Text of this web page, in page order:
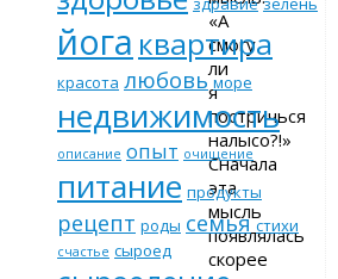
«А
смогу
ли
я
постричься
налысо?!»
Сначала
эта
мысль
появлялась
скорее
йога квартира
красота любовь море
недвижимость
описание опыт очищение
питание продукты
рецепт роды семья стихи
счастье сыроед